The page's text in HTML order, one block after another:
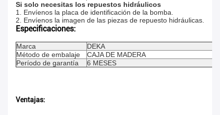
Si solo necesitas los repuestos hidráulicos
1. Envíenos la placa de identificación de la bomba.
2. Envíenos la imagen de las piezas de repuesto hidráulicas.
Especificaciones:
Marca
DEKA
Método de embalaje
CAJA DE MADERA
Período de garantía
6 MESES
Ventajas: